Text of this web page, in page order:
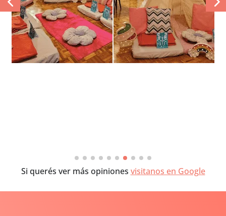
Si querés ver más opiniones visitanos en Google